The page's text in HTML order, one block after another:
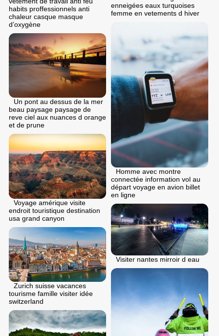
enneigées eaux turquoises
femme en vetements d hiver
habits proffessionnels anti
chaleur casque masque
d’oxygène
Homme avec montre
connectée information vol au
départ voyage en avion billet
en ligne
Un pont au dessus de la mer
beau paysage paysage de
reve ciel aux nuances d orange
et de prune
Voyage amérique visite
endroit touristique destination
usa grand canyon
Visiter nantes mirroir d eau
Zurich suisse vacances
tourisme famille visiter idée
switzerland